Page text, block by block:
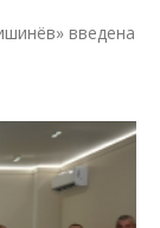
введена